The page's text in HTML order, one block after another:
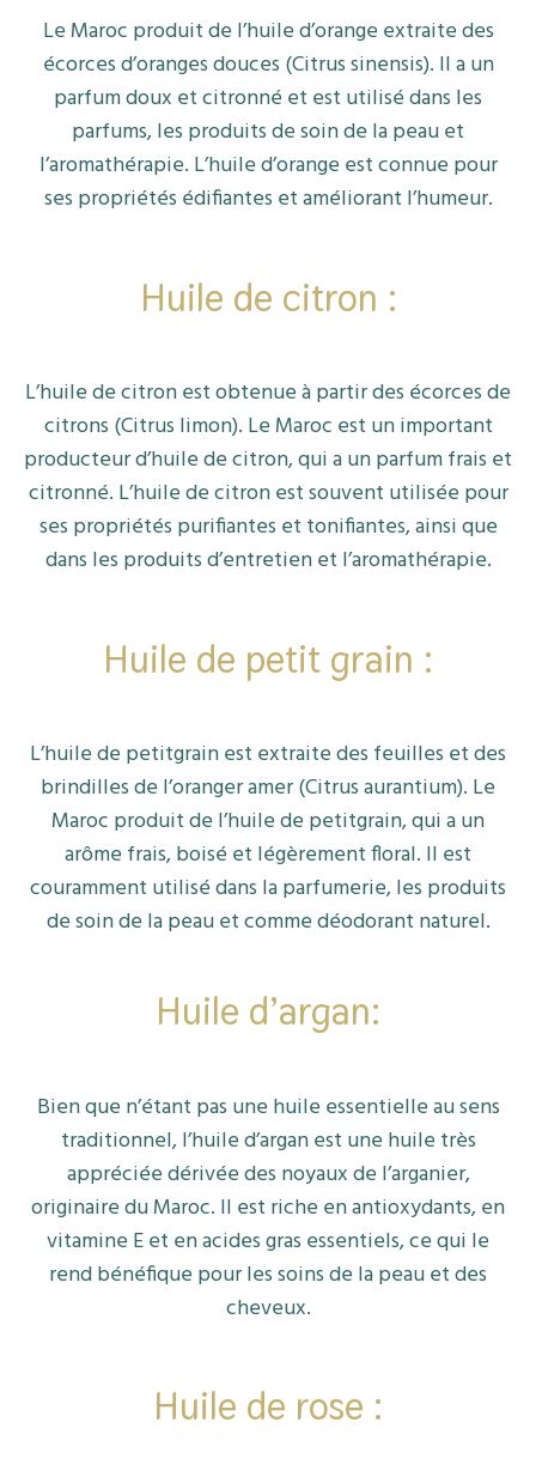
Le Maroc produit de l’huile d’orange extraite des
écorces d’oranges douces (Citrus sinensis). Il a un
parfum doux et citronné et est utilisé dans les
parfums, les produits de soin de la peau et
l’aromathérapie. L’huile d’orange est connue pour
ses propriétés édifiantes et améliorant l’humeur.
Huile de citron :
L’huile de citron est obtenue à partir des écorces de
citrons (Citrus limon). Le Maroc est un important
producteur d’huile de citron, qui a un parfum frais et
citronné. L’huile de citron est souvent utilisée pour
ses propriétés purifiantes et tonifiantes, ainsi que
dans les produits d’entretien et l’aromathérapie.
Huile de petit grain :
L’huile de petitgrain est extraite des feuilles et des
brindilles de l’oranger amer (Citrus aurantium). Le
Maroc produit de l’huile de petitgrain, qui a un
arôme frais, boisé et légèrement floral. Il est
couramment utilisé dans la parfumerie, les produits
de soin de la peau et comme déodorant naturel.
Huile d’argan:
Bien que n’étant pas une huile essentielle au sens
traditionnel, l’huile d’argan est une huile très
appréciée dérivée des noyaux de l’arganier,
originaire du Maroc. Il est riche en antioxydants, en
vitamine E et en acides gras essentiels, ce qui le
rend bénéfique pour les soins de la peau et des
cheveux.
Huile de rose :